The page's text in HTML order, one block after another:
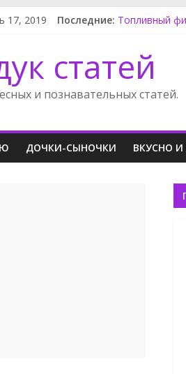
17, 2019 Последние:
Фильтр
Топливный
Как
Опель Зафира
статей
и познавательных статей.
ДОЧКИ-СЫНОЧКИ ВКУСНО